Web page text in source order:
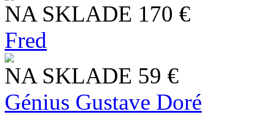
NA SKLADE 170 €
Fred
NA SKLADE 59 €
Génius Gustave Doré